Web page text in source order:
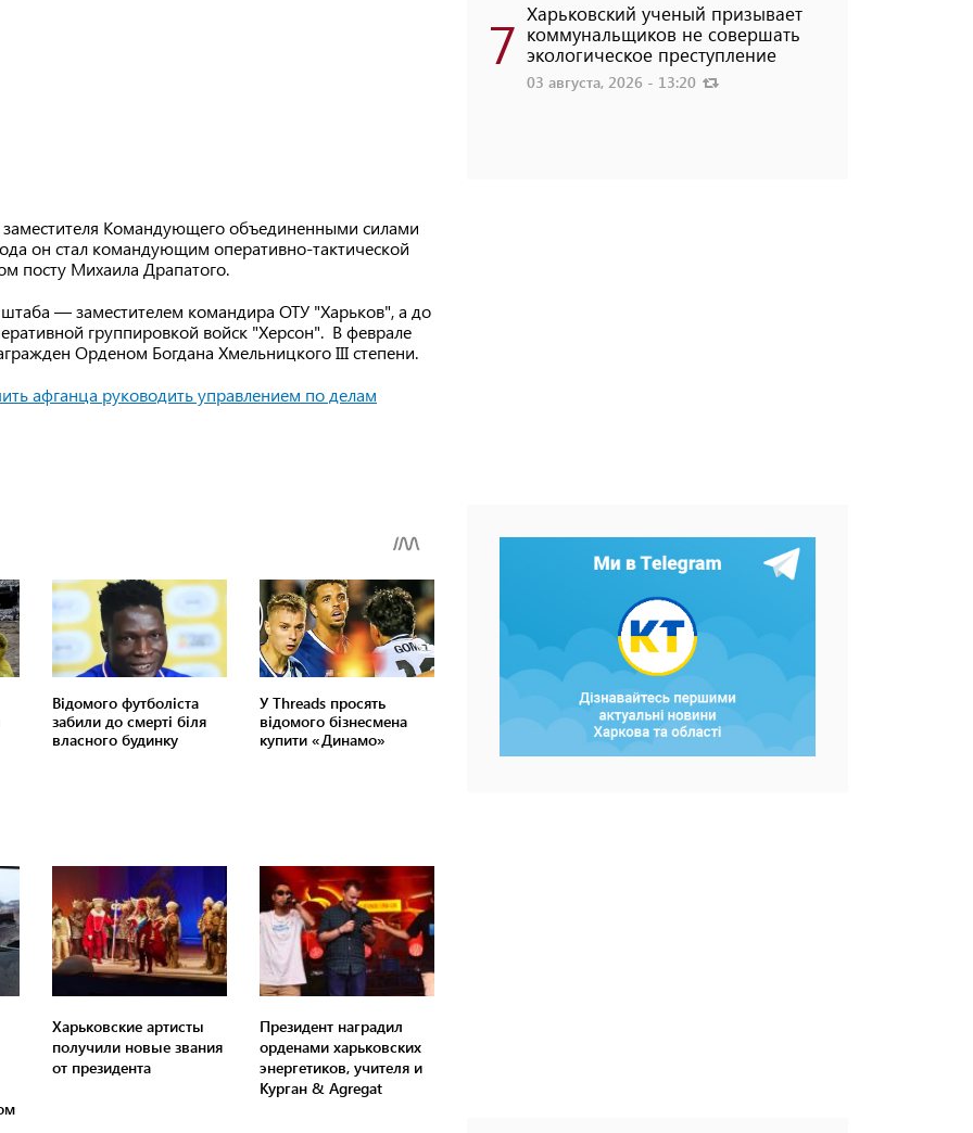
Командующего объединенными силами
он стал командующим оперативно-тактической
посту Михаила Драпатого.
— заместителем командира ОТУ "Харьков", а до
группировкой войск "Херсон". В феврале
Орденом Богдана Хмельницкого III степени.
афганца руководить управлением по делам
Харьковские артисты
получили новые звания
от президента
Президент наградил
орденами харьковских
энергетиков, учителя и
Курган & Agregat
7 Харьковский ученый призывает
коммунальщиков не совершать
экологическое преступление
03 августа, 2026 - 13:20